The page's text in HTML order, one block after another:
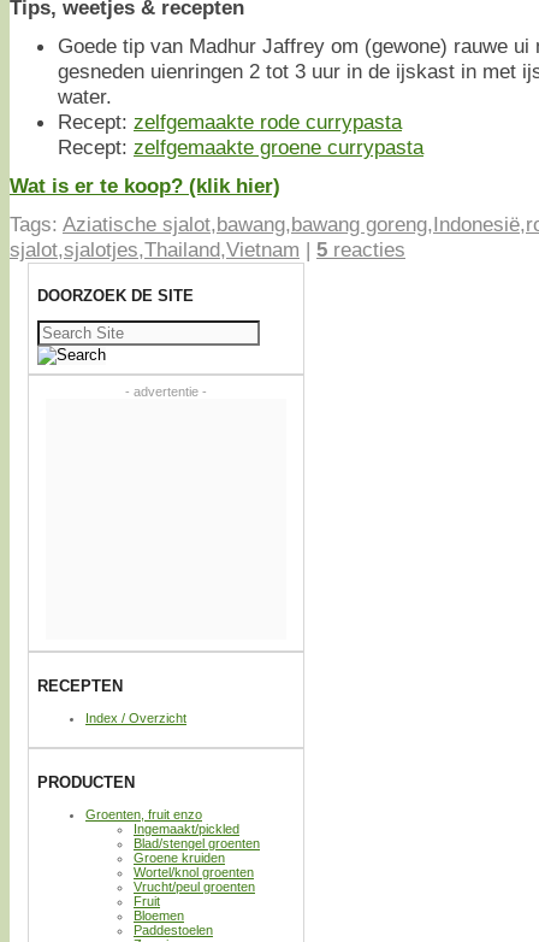
Tips, weetjes & recepten
Goede tip van Madhur Jaffrey om (gewone) rauwe
gesneden uienringen 2 tot 3 uur in de ijskast in met
water.
Recept: zelfgemaakte rode currypasta
Recept: zelfgemaakte groene currypasta
Wat is er te koop? (klik hier)
Tags: Aziatische sjalot,bawang,bawang goreng,Indonesië,
sjalot,sjalotjes,Thailand,Vietnam | 5 reacties
DOORZOEK DE SITE
Zoeken
naar:
- advertentie -
RECEPTEN
Index / Overzicht
PRODUCTEN
Groenten, fruit enzo
Ingemaakt/pickled
Blad/stengel groenten
Groene kruiden
Wortel/knol groenten
Vrucht/peul groenten
Fruit
Bloemen
Paddestoelen